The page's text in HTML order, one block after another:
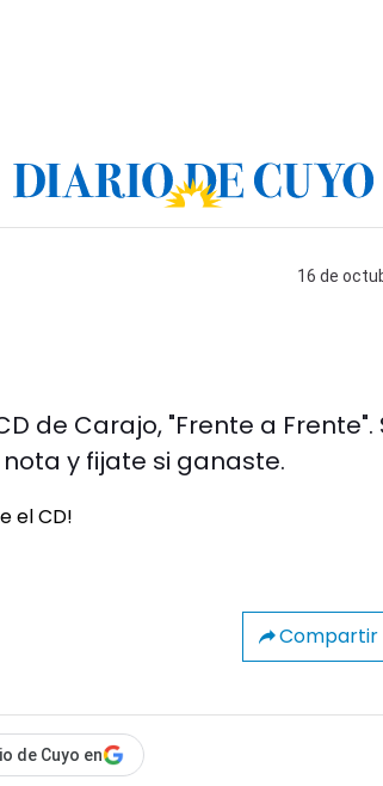
16 de
de Carajo, "Frente a
y fijate si ganaste.
Compartir
de Cuyo en